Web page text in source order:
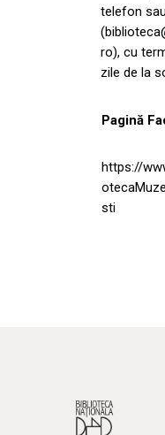
telefon
ro), cu
zile de la
Pagină
https://
sti